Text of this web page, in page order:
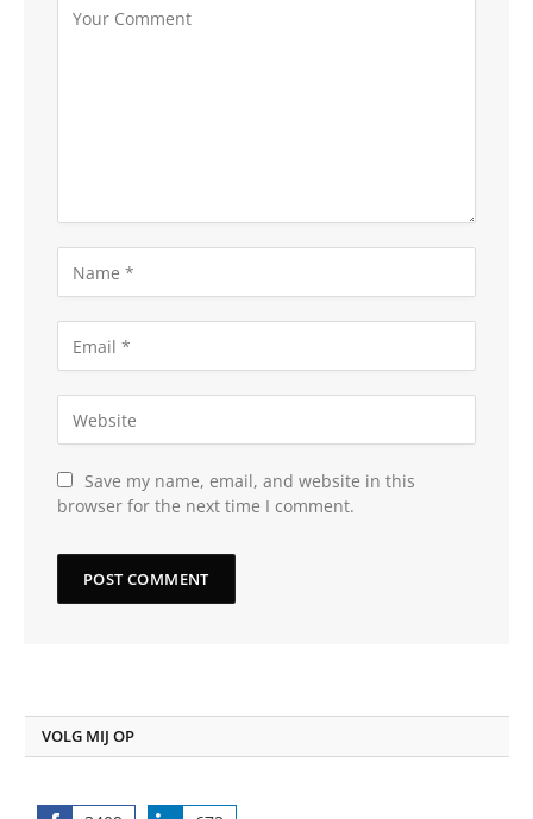
Save my name, email, and website in this
browser for the next time I comment.
VOLG MIJ OP